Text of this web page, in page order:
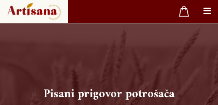
Pisani prigovor potrošača